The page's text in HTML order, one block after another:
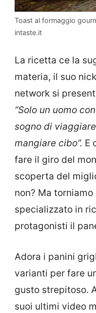
Toast al formaggio
intaste.it
La ricetta ce la
materia, il suo
network si
“Solo un uomo
sogno di
mangiare cibo”. E
fare il giro del
scoperta del
non? Ma
specializzato in
protagonisti il
Adora i panini
varianti per fare
gusto strepitoso.
suoi ultimi video